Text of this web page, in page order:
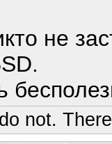
не
not.